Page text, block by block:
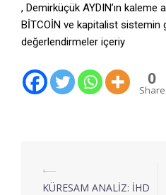
, Demirküçük AYDIN’ın kaleme
BİTCOİN ve kapitalist sistemin
değerlendirmeler içeriy
0
⟵
KÜRESAM ANALİZ: İHD